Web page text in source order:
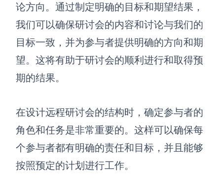
论方向 。 通过制定明确的目标和期望结果，
我们可以确保研讨会的内容和讨论与我们的
目标一致，并为参与者提供明确的方向和期
望。这将有助于研讨会的顺利进行和取得预
期的结果。
在设计远程研讨会的结构时，确定参与者的
角色和任务是非常重要的。这样可以确保每
个参与者都有明确的责任和目标，并且能够
按照预定的计划进行工作。